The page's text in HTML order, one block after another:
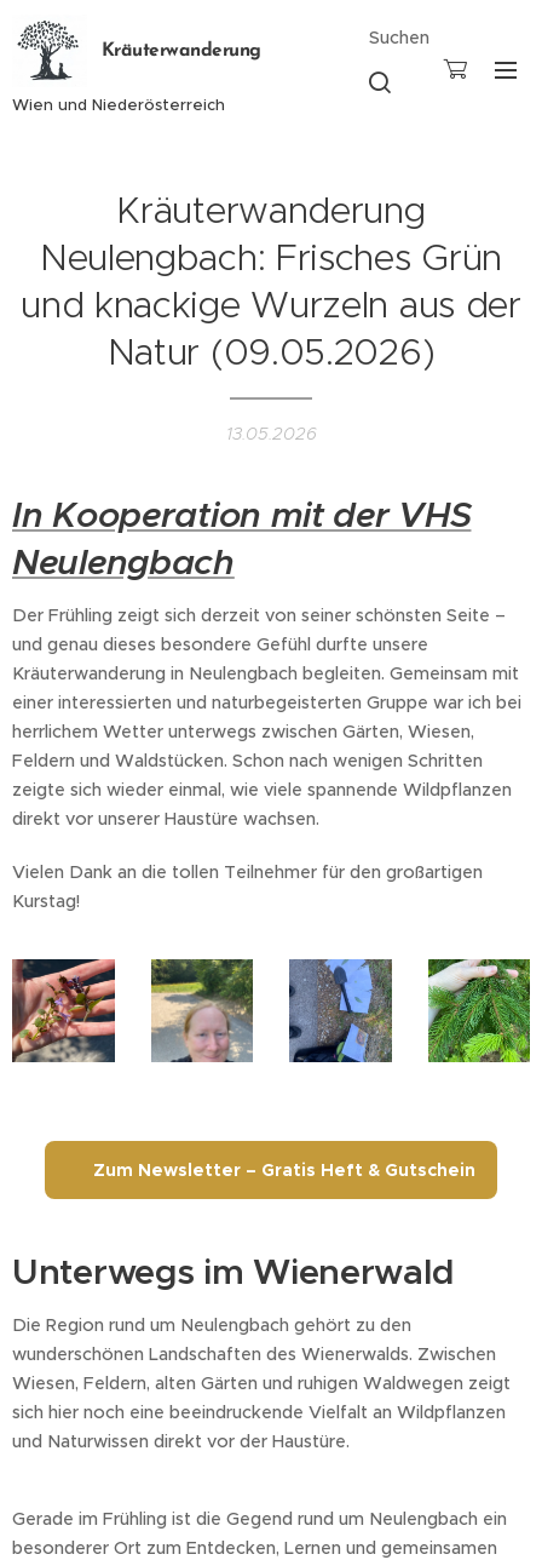
Kräuterwanderung
Wien und Niederösterreich
Suchen
Kräuterwanderung
Neulengbach: Frisches Grün
und knackige Wurzeln aus der
Natur (09.05.2026)
13.05.2026
In Kooperation mit der VHS
Neulengbach
Der Frühling zeigt sich derzeit von seiner schönsten Seite –
und genau dieses besondere Gefühl durfte unsere
Kräuterwanderung in Neulengbach begleiten. Gemeinsam mit
einer interessierten und naturbegeisterten Gruppe war ich bei
herrlichem Wetter unterwegs zwischen Gärten, Wiesen,
Feldern und Waldstücken. Schon nach wenigen Schritten
zeigte sich wieder einmal, wie viele spannende Wildpflanzen
direkt vor unserer Haustüre wachsen.
Vielen Dank an die tollen Teilnehmer für den großartigen
Kurstag!
📬 Zum Newsletter – Gratis Heft & Gutschein
Unterwegs im Wienerwald
Die Region rund um Neulengbach gehört zu den
wunderschönen Landschaften des Wienerwalds. Zwischen
Wiesen, Feldern, alten Gärten und ruhigen Waldwegen zeigt
sich hier noch eine beeindruckende Vielfalt an Wildpflanzen
und Naturwissen direkt vor der Haustüre.
Gerade im Frühling ist die Gegend rund um Neulengbach ein
besonderer Ort zum Entdecken, Lernen und gemeinsamen